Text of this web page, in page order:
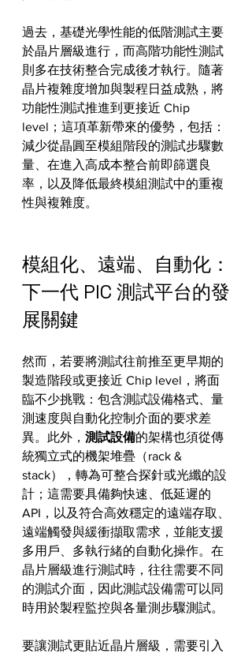
過去，基礎光學性能的低階測試主要
於晶片層級進行，而高階功能性測試
則多在技術整合完成後才執行。隨著
晶片複雜度增加與製程日益成熟，將
功能性測試推進到更接近 Chip
level；這項革新帶來的優勢，包括：
減少從晶圓至模組階段的測試步驟數
量、在進入高成本整合前即篩選良
率，以及降低最終模組測試中的重複
性與複雜度。
模組化、遠端、自動化：
下一代 PIC 測試平台的發
展關鍵
然而，若要將測試往前推至更早期的
製造階段或更接近 Chip level，將面
臨不少挑戰：包含測試設備格式、量
測速度與自動化控制介面的要求差
異。此外， 測試設備的架構也須從傳
統獨立式的機架堆疊（rack &
stack），轉為可整合探針或光纖的設
計；這需要具備夠快速、低延遲的
API，以及符合高效穩定的遠端存取、
遠端觸發與緩衝擷取需求，並能支援
多用戶、多執行緒的自動化操作。在
晶片層級進行測試時，往往需要不同
的測試介面，因此測試設備需可以同
時用於製程監控與各量測步驟測試。
要讓測試更貼近晶片層級，需要引入